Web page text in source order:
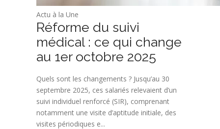
Actu à la Une
Réforme du suivi
médical : ce qui change
au 1er octobre 2025
Quels sont les changements ? Jusqu’au 30
septembre 2025, ces salariés relevaient d’un
suivi individuel renforcé (SIR), comprenant
notamment une visite d’aptitude initiale, des
visites périodiques e...